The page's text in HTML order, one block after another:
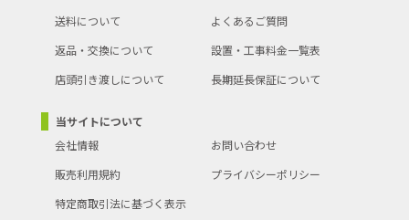
送料について
よくあるご質問
返品・交換について
設置・工事料金一覧表
店頭引き渡しについて
長期延長保証について
当サイトについて
会社情報
お問い合わせ
販売利用規約
プライバシーポリシー
特定商取引法に基づく表示